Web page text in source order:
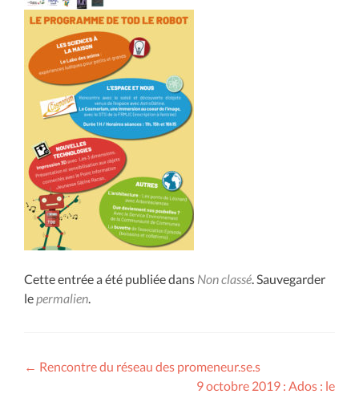
Cette entrée a été publiée dans Non classé. Sauvegarder
lepermalien.
Navigation
← Rencontre du réseau des promeneur.se.s
9 octobre 2019 : Ados : le